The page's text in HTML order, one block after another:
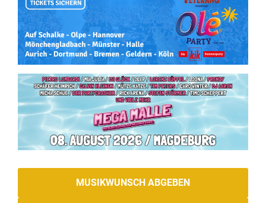
MUSIKWUNSCH ABGEBEN